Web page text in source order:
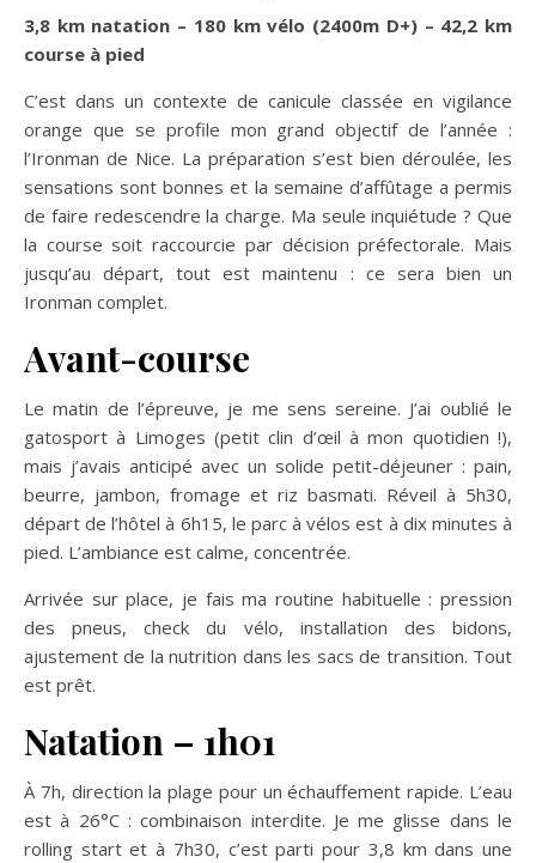
3,8 km natation – 180 km vélo (2400m D+) – 42,2 km
course à pied
C’est dans un contexte de canicule classée en vigilance
orange que se profile mon grand objectif de l’année :
l’Ironman de Nice. La préparation s’est bien déroulée, les
sensations sont bonnes et la semaine d’affûtage a permis
de faire redescendre la charge. Ma seule inquiétude ? Que
la course soit raccourcie par décision préfectorale. Mais
jusqu’au départ, tout est maintenu : ce sera bien un
Ironman complet.
Avant-course
Le matin de l’épreuve, je me sens sereine. J’ai oublié le
gatosport à Limoges (petit clin d’œil à mon quotidien !),
mais j’avais anticipé avec un solide petit-déjeuner : pain,
beurre, jambon, fromage et riz basmati. Réveil à 5h30,
départ de l’hôtel à 6h15, le parc à vélos est à dix minutes à
pied. L’ambiance est calme, concentrée.
Arrivée sur place, je fais ma routine habituelle : pression
des pneus, check du vélo, installation des bidons,
ajustement de la nutrition dans les sacs de transition. Tout
est prêt.
Natation – 1h01
À 7h, direction la plage pour un échauffement rapide. L’eau
est à 26°C : combinaison interdite. Je me glisse dans le
rolling start et à 7h30, c’est parti pour 3,8 km dans une